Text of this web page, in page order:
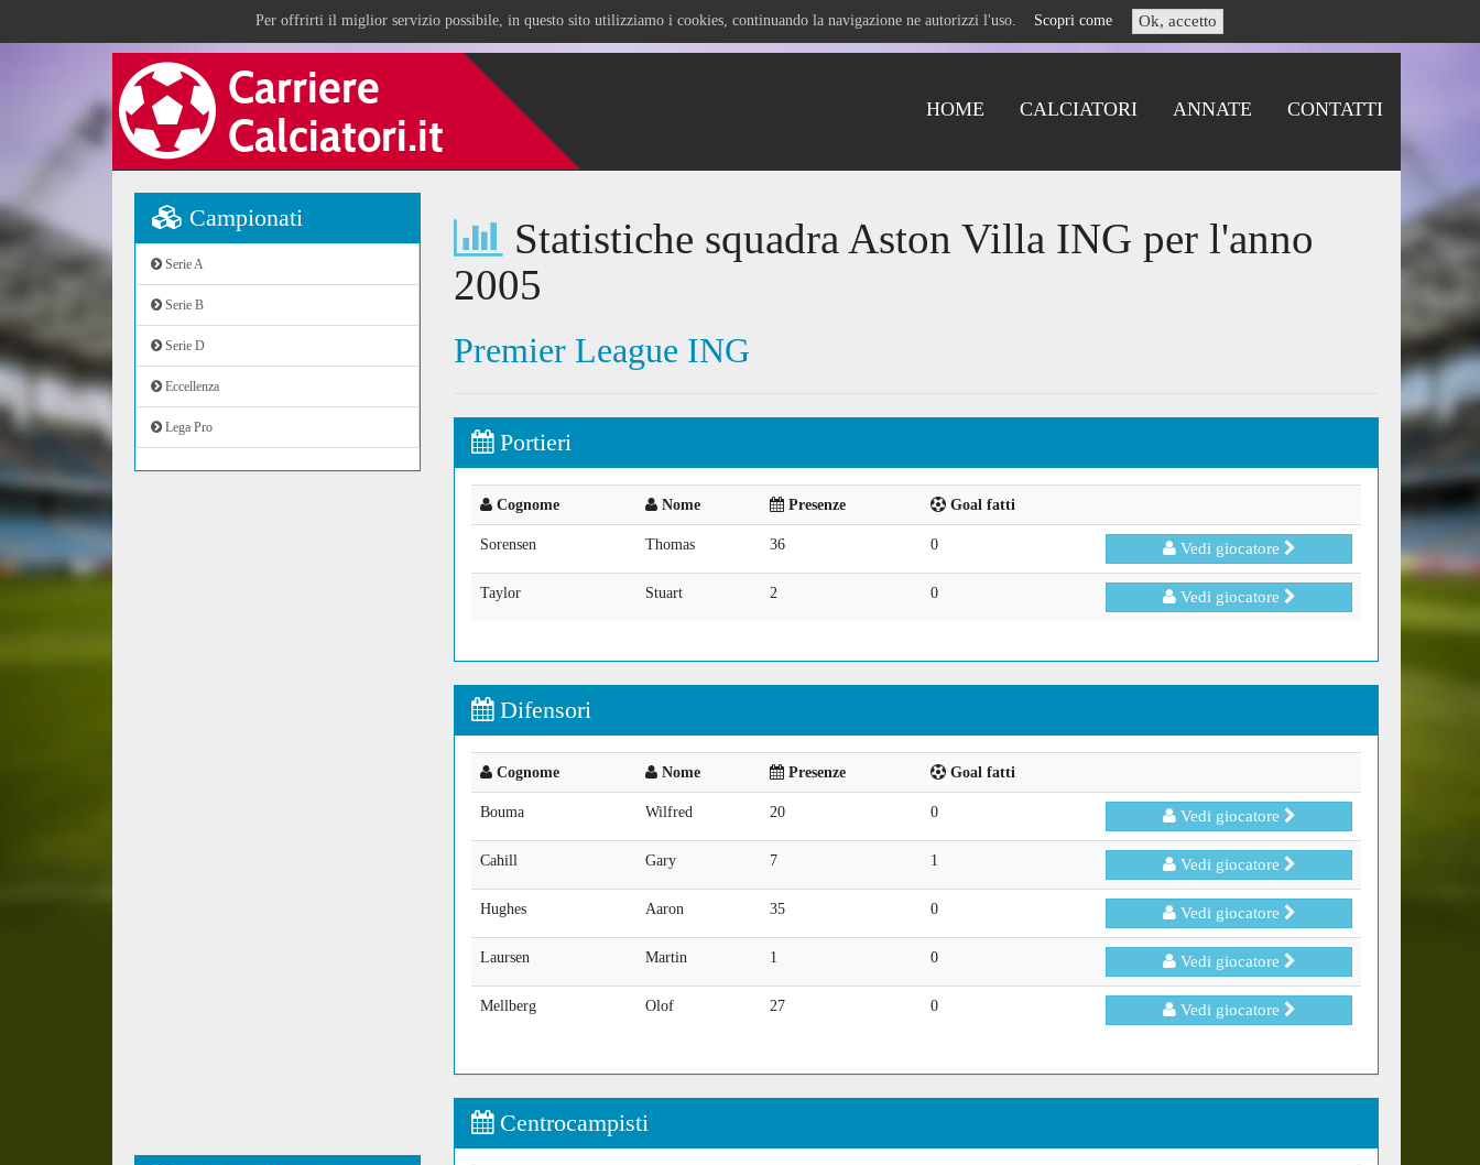
Per offrirti il miglior servizio possibile, in questo sito utilizziamo i cookies, continuando la navigazione ne autorizzi l'uso. Scopri come Ok, accetto
HOME CALCIATORI ANNATE CONTATTI
Campionati
Serie A
Serie B
Serie D
Eccellenza
Lega Pro
Statistiche squadra Aston Villa ING per l'anno
2005
Premier League ING
Portieri
Cognome Nome Presenze Goal fatti
Sorensen Thomas 36 0 Vedi giocatore
Taylor Stuart 2 0 Vedi giocatore
Difensori
Cognome Nome Presenze Goal fatti
Bouma Wilfred 20 0 Vedi giocatore
Cahill Gary 7 1 Vedi giocatore
Hughes Aaron 35 0 Vedi giocatore
Laursen Martin 1 0 Vedi giocatore
Mellberg Olof 27 0 Vedi giocatore
Centrocampisti